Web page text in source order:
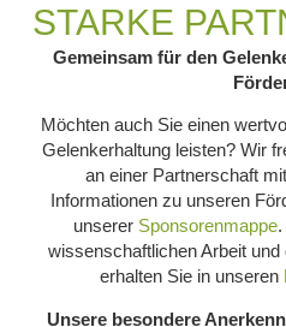
STARKE
Gemeinsam für den
Möchten auch Sie einen
Gelenkerhaltung leisten? Wir
an einer Partnerschaft
Informationen zu unseren
unserer Sponsorenmappe
wissenschaftlichen Arbeit
erhalten Sie in unseren
Unsere besondere